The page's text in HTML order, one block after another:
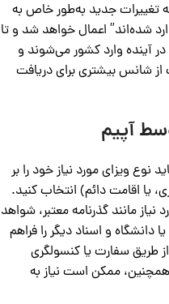
که تغییرات جدید به‌طور خاص به
شده‌اند” اعمال خواهد شد و تا
آینده وارد کشور می‌شوند و
شانس بیشتری برای دریافت
آپیم
نوع ویزای مورد نیاز خود را بر
اقامت دائم) انتخاب کنید.
مانند گذرنامه معتبر، شواهد
دانشگاه و اسناد دیگر را فراهم
طریق سفارت یا کنسولگری
ممکن است نیاز به